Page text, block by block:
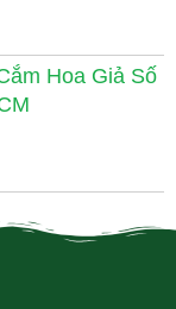
Hoa Giả Số